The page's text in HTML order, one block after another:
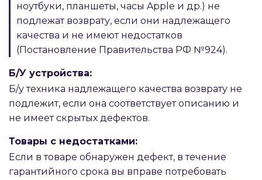
ноутбуки, планшеты, часы Apple и др.) не
подлежат возврату, если они надлежащего
качества и не имеют недостатков
(Постановление Правительства РФ №924).
Б/У устройства:
Б/у техника надлежащего качества возврату не
подлежит, если она соответствует описанию и
не имеет скрытых дефектов.
Товары с недостатками:
Если в товаре обнаружен дефект, в течение
гарантийного срока вы вправе потребовать